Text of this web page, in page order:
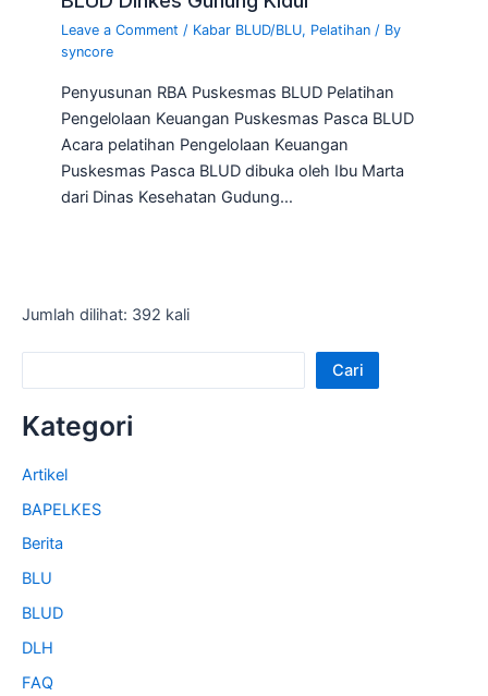
Leave a Comment / Kabar BLUD/BLU, Pelatihan / By
syncore
Penyusunan RBA Puskesmas BLUD Pelatihan
Pengelolaan Keuangan Puskesmas Pasca BLUD
Acara pelatihan Pengelolaan Keuangan
Puskesmas Pasca BLUD dibuka oleh Ibu Marta
dari Dinas Kesehatan Gudung…
Jumlah dilihat: 392 kali
Cari
Kategori
Artikel
BAPELKES
Berita
BLU
BLUD
DLH
FAQ